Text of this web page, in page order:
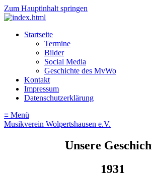
Zum Hauptinhalt springen
Startseite
Termine
Bilder
Social Media
Geschichte des MvWo
Kontakt
Impressum
Datenschutzerklärung
≡ Menü
Musikverein Wolpertshausen e.V.
Unsere
1931